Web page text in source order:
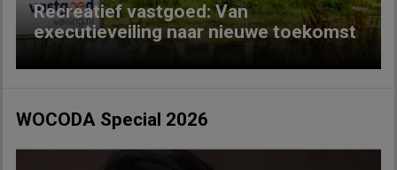
Recreatief vastgoed: Van
executieveiling naar nieuwe toekomst
WOCODA Special 2026